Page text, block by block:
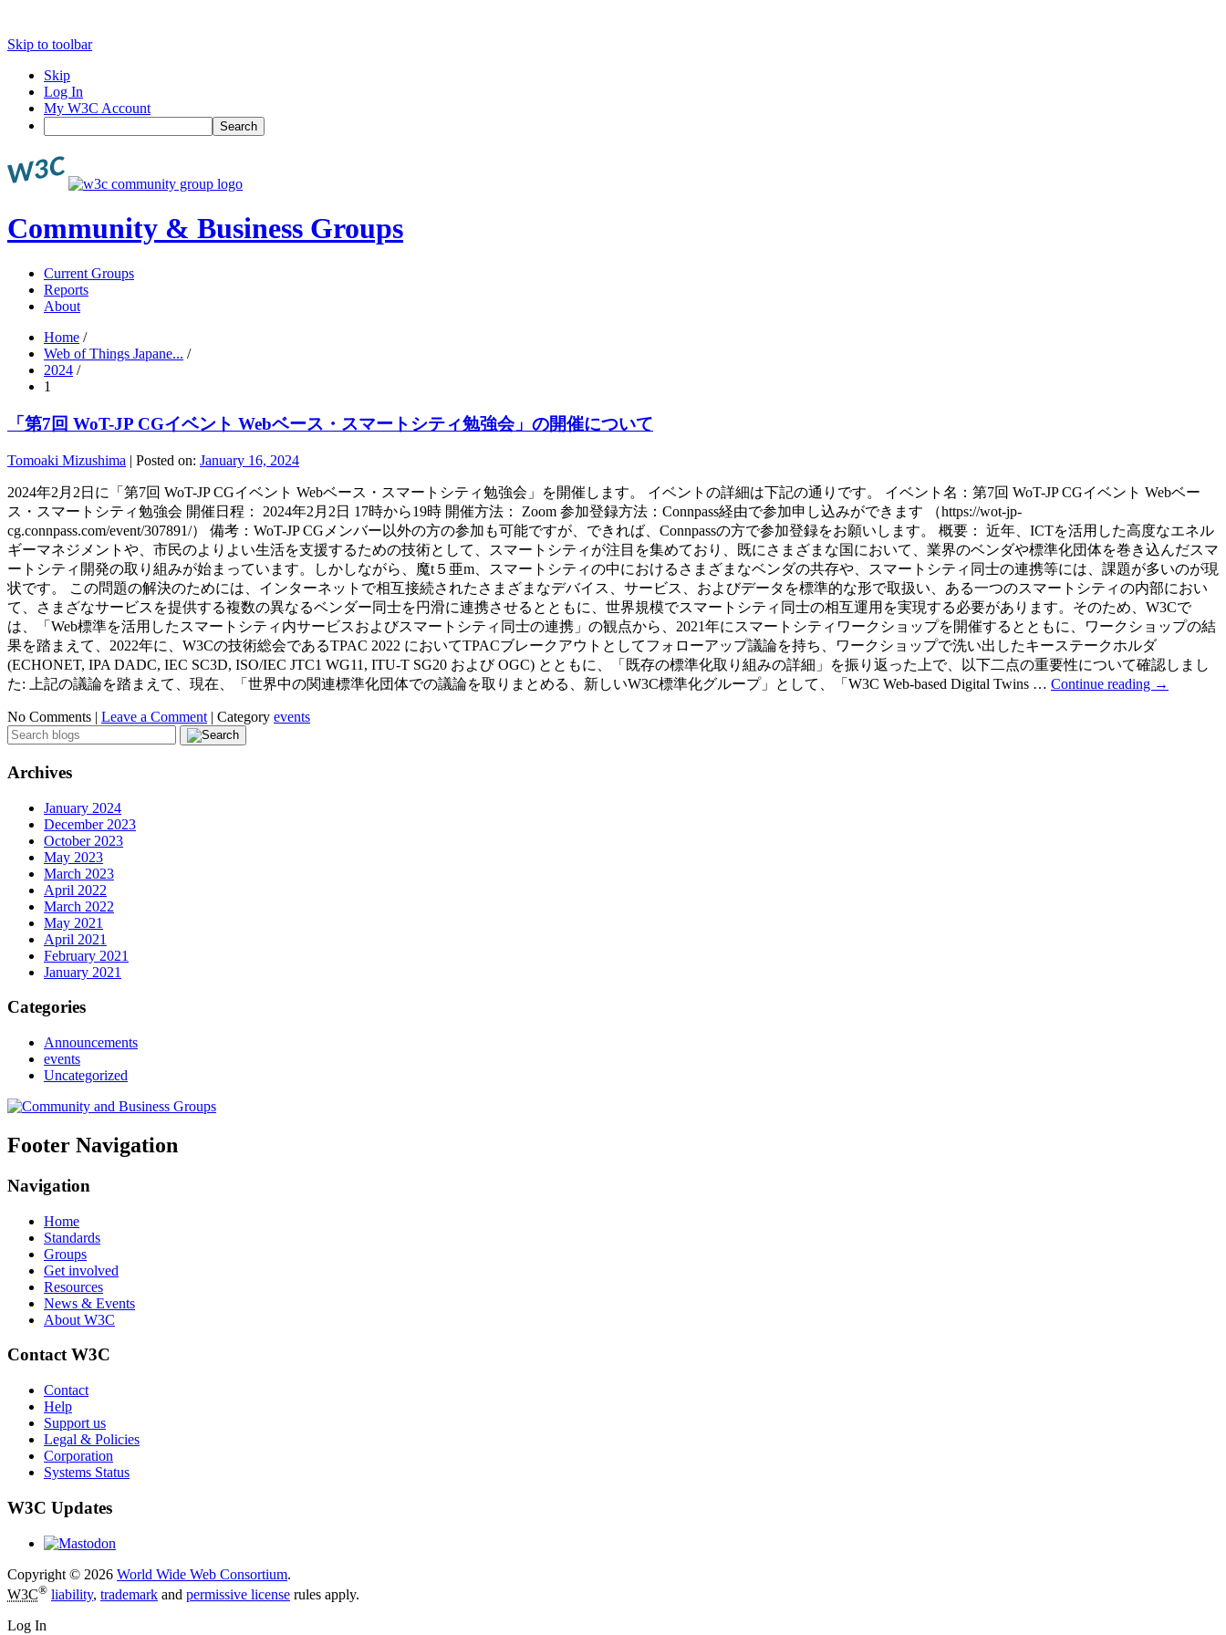
Skip to toolbar
Skip
Log In
My W3C Account
Search
Community & Business Groups
Current Groups
Reports
About
Home /
Web of Things Japane... /
2024 /
1
「第7回 WoT-JP CGイベント Webベース・スマートシティ勉強会」の開催について
Tomoaki Mizushima | Posted on: January 16, 2024
2024年2月2日に「第7回 WoT-JP CGイベント Webベース・スマートシティ勉強会」を開催します。 イベントの詳細は下記の通りです。 イベント名：第7回 WoT-JP CGイベント Webベー
ス・スマートシティ勉強会 開催日程： 2024年2月2日 17時から19時 開催方法： Zoom 参加登録方法：Connpass経由で参加申し込みができます （https://wot-jp-
cg.connpass.com/event/307891/） 備考：WoT-JP CGメンバー以外の方の参加も可能ですが、できれば、Connpassの方で参加登録をお願いします。 概要： 近年、ICTを活用した高度なエネル
ギーマネジメントや、市民のよりよい生活を支援するための技術として、スマートシティが注目を集めており、既にさまざまな国において、業界のベンダや標準化団体を巻き込んだスマ
ートシティ開発の取り組みが始まっています。しかしながら、魔t５亜m、スマートシティの中におけるさまざまなベンダの共存や、スマートシティ同士の連携等には、課題が多いのが現
状です。 この問題の解決のためには、インターネットで相互接続されたさまざまなデバイス、サービス、およびデータを標準的な形で取扱い、ある一つのスマートシティの内部におい
て、さまざなサービスを提供する複数の異なるベンダー同士を円滑に連携させるとともに、世界規模でスマートシティ同士の相互運用を実現する必要があります。そのため、W3Cで
は、「Web標準を活用したスマートシティ内サービスおよびスマートシティ同士の連携」の観点から、2021年にスマートシティワークショップを開催するとともに、ワークショップの結
果を踏まえて、2022年に、W3Cの技術総会であるTPAC 2022 においてTPACブレークアウトとしてフォローアップ議論を持ち、ワークショップで洗い出したキーステークホルダ
(ECHONET, IPA DADC, IEC SC3D, ISO/IEC JTC1 WG11, ITU-T SG20 および OGC) とともに、「既存の標準化取り組みの詳細」を振り返った上で、以下二点の重要性について確認しまし
た: 上記の議論を踏まえて、現在、「世界中の関連標準化団体での議論を取りまとめる、新しいW3C標準化グループ」として、「W3C Web-based Digital Twins … Continue reading →
No Comments | Leave a Comment | Category events
Archives
January 2024
December 2023
October 2023
May 2023
March 2023
April 2022
March 2022
May 2021
April 2021
February 2021
January 2021
Categories
Announcements
events
Uncategorized
Footer Navigation
Navigation
Home
Standards
Groups
Get involved
Resources
News & Events
About W3C
Contact W3C
Contact
Help
Support us
Legal & Policies
Corporation
Systems Status
W3C Updates
Copyright © 2026 World Wide Web Consortium.
W3C® liability, trademark and permissive license rules apply.
Log In